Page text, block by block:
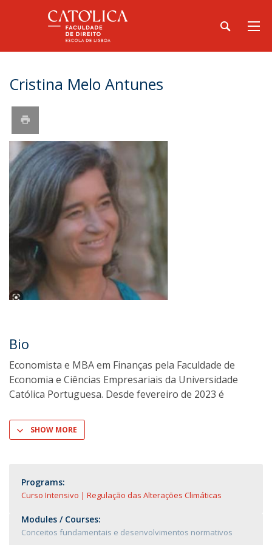
Cristina Melo Antunes
Bio
Economista e MBA em Finanças pela Faculdade de
Economia e Ciências Empresariais da Universidade
Católica Portuguesa. Desde fevereiro de 2023 é
SHOW MORE
Programs:
Curso Intensivo | Regulação das Alterações Climáticas
Modules / Courses:
Conceitos fundamentais e desenvolvimentos normativos